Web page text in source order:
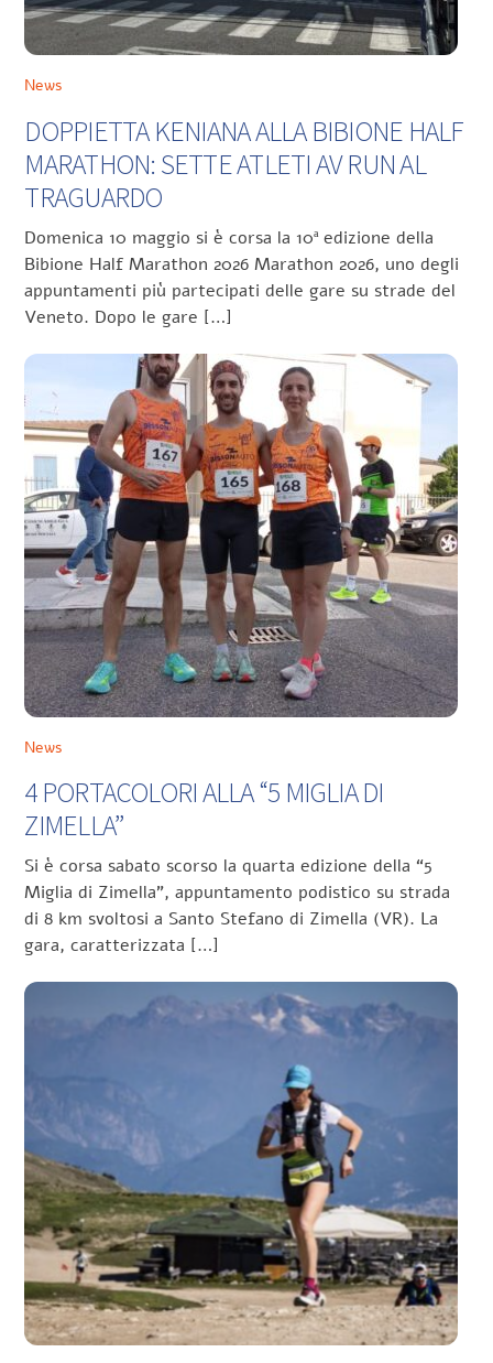
News
DOPPIETTA KENIANA ALLA BIBIONE HALF
MARATHON: SETTE ATLETI AV RUN AL
TRAGUARDO
Domenica 10 maggio si è corsa la 10ª edizione della
Bibione Half Marathon 2026 Marathon 2026, uno degli
appuntamenti più partecipati delle gare su strade del
Veneto. Dopo le gare […]
News
4 PORTACOLORI ALLA “5 MIGLIA DI
ZIMELLA”
Si è corsa sabato scorso la quarta edizione della “5
Miglia di Zimella”, appuntamento podistico su strada
di 8 km svoltosi a Santo Stefano di Zimella (VR). La
gara, caratterizzata […]